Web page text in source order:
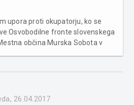
upora proti okupatorju, ko se
Osvobodilne fronte slovenskega
občina Murska Sobota v
26.04.2017